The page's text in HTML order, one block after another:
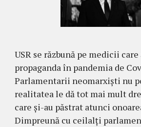
USR se răzbună pe medicii
propaganda în pandemia de
Parlamentarii neomarxiști nu
realitatea le dă tot mai mult
care și-au păstrat atunci
Dimpreună cu ceilalți